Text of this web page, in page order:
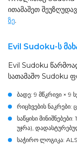
ითამაშეთ
ზე.
Evil Sudoku-ს
Evil Sudoku
სათამაშო Sudoku
ბადე: 9 მწკრივი × 9
რიცხვების ნაკრები:
საწყისი მინიშნებები:
უჯრა),
საჭირო ლოგიკა: